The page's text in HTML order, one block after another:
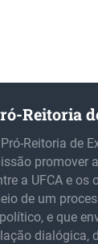
Reitoria
Reitoria de
promover
a UFCA e os
de um
e que
dialógica,